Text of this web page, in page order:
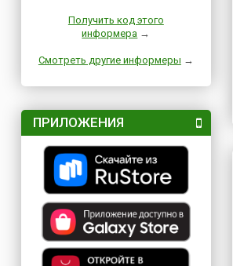
Получить код этого
информера →
Смотреть другие информеры →
ПРИЛОЖЕНИЯ